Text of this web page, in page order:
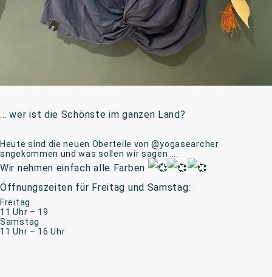
… wer ist die Schönste im ganzen Land?
Heute sind die neuen Oberteile von @yogasearcher
angekommen und was sollen wir sagen ….
Wir nehmen einfach alle Farben
Öffnungszeiten für Freitag und Samstag:
Freitag
11 Uhr – 19
Samstag
11 Uhr – 16 Uhr